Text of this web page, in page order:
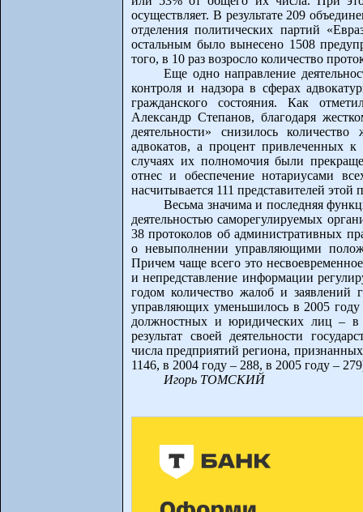
осуществляет. В результате 209
отделения политических партий
остальным было вынесено 1508
того, в 10 раз возросло количество
Еще одно направление
контроля и надзора в сферах
гражданского состояния. Как
Александр Степанов, благодаря
деятельности» снизилось
адвокатов, а процент привлеченных
случаях их полномочия были
отнес и обеспечение нотариусами
насчитывается 111 представителей этой
Весьма значима и последняя
деятельностью саморегулируемых
38 протоколов об административных
о невыполнении управляющими
Причем чаще всего это
и непредставление информации
годом количество жалоб и заявлений
управляющих уменьшилось в 2005
должностных и юридических лиц –
результат своей деятельности
числа предприятий региона,
1146, в 2004 году – 288, в 2005 году –
Игорь ТОМСКИЙ